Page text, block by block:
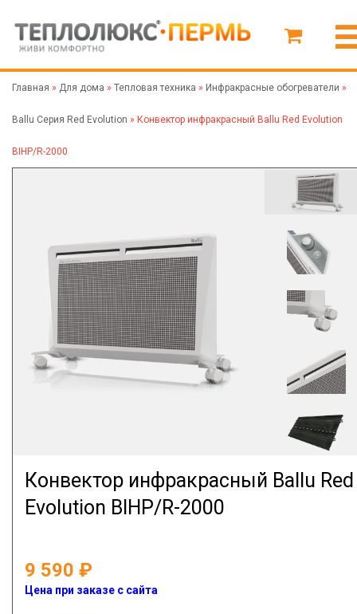
Главная » Для дома » Тепловая техника » Инфракрасные обогреватели »
Ballu Серия Red Evolution » Конвектор инфракрасный Ballu Red Evolution
BIHP/R-2000
Конвектор инфракрасный Ballu Red
Evolution BIHP/R-2000
9 590
Цена при заказе с сайта